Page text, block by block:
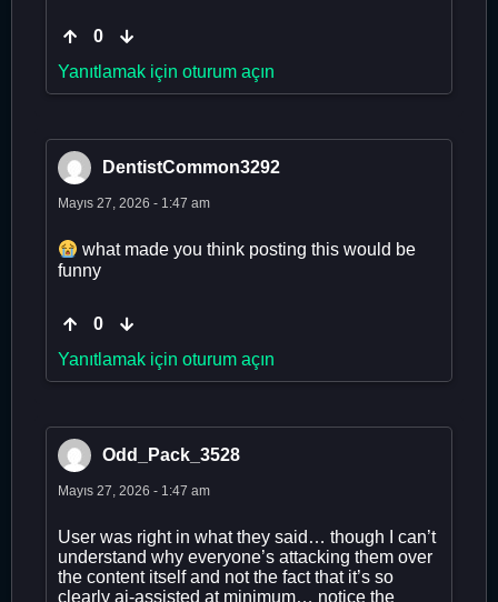
0
Yanıtlamak için oturum açın
DentistCommon3292
Mayıs 27, 2026 - 1:47 am
what made you think posting this would be
funny
0
Yanıtlamak için oturum açın
Odd_Pack_3528
Mayıs 27, 2026 - 1:47 am
User was right in what they said… though I can’t
understand why everyone’s attacking them over
the content itself and not the fact that it’s so
clearly ai-assisted at minimum… notice the